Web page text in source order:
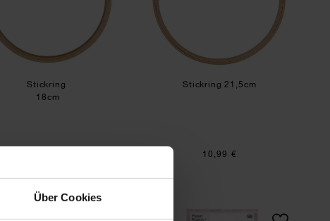
Über Cookies
Stickring
18cm
Stickring 21,5cm
10,99 €